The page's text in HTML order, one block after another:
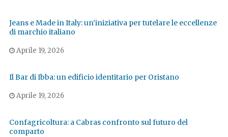
Jeans e Made in Italy: un'iniziativa per tutelare le eccellenze
di marchio italiano
Aprile 19, 2026
Il Bar di Ibba: un edificio identitario per Oristano
Aprile 19, 2026
Confagricoltura: a Cabras confronto sul futuro del
comparto